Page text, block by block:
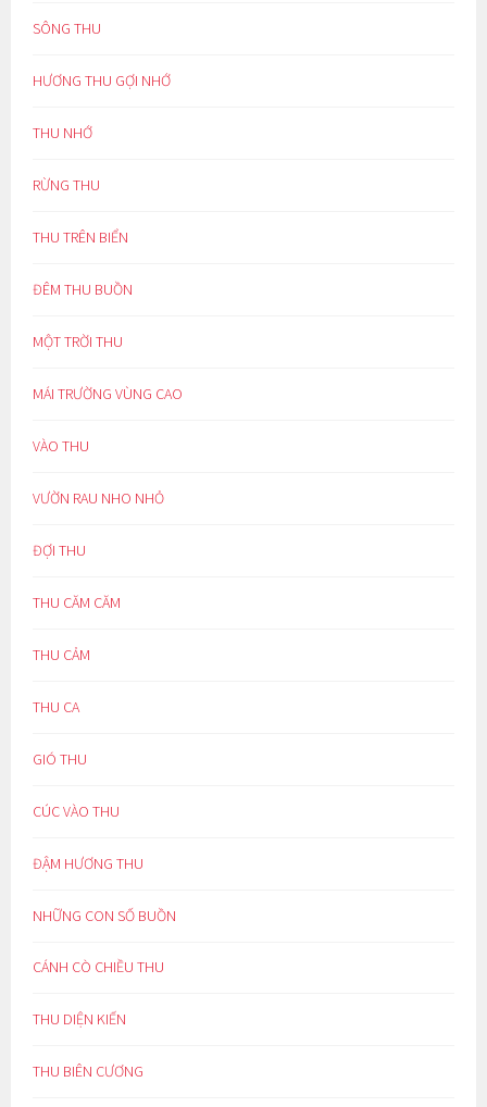
SÔNG THU
HƯƠNG THU GỢI NHỚ
THU NHỚ
RỪNG THU
THU TRÊN BIỂN
ĐÊM THU BUỒN
MỘT TRỜI THU
MÁI TRƯỜNG VÙNG CAO
VÀO THU
VƯỜN RAU NHO NHỎ
ĐỢI THU
THU CĂM CĂM
THU CẢM
THU CA
GIÓ THU
CÚC VÀO THU
ĐẬM HƯƠNG THU
NHỮNG CON SỐ BUỒN
CÁNH CÒ CHIỀU THU
THU DIỆN KIẾN
THU BIÊN CƯƠNG